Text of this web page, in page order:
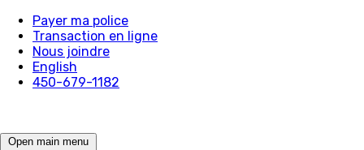
Payer ma police
Transaction en ligne
Nous joindre
English
450-679-1182
Open main menu